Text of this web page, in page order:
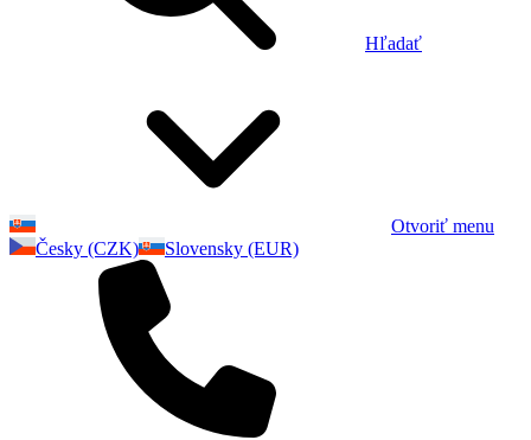
Hľadať
Otvoriť menu
Česky (CZK)
Slovensky (EUR)